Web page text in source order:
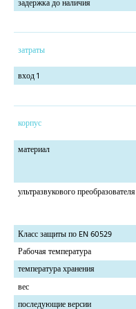
задержка до наличия
затраты
вход 1
корпус
материал
ультразвукового преобразователя
Класс защиты по EN 60529
Рабочая температура
температура хранения
вес
последующие версии